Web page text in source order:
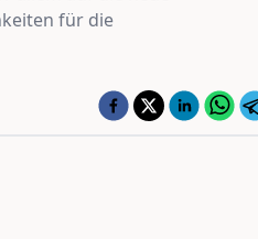
für die